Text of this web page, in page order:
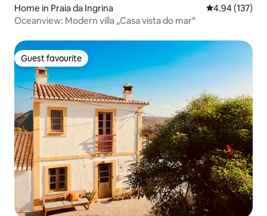
Home in Praia da Ingrina 4.94 out of 5
4.94 (137)
Oceanview: Modern villa „Casa vista do mar“
Guest favourite
Guest favourite